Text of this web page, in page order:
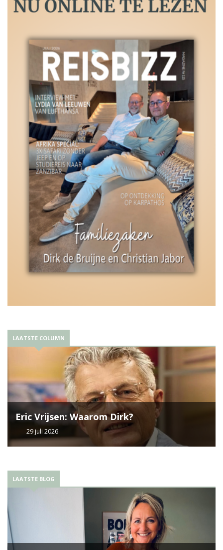
LAATSTE COLUMN
Eric Vrijsen: Waarom Dirk?
29 juli 2026
LAATSTE BLOG